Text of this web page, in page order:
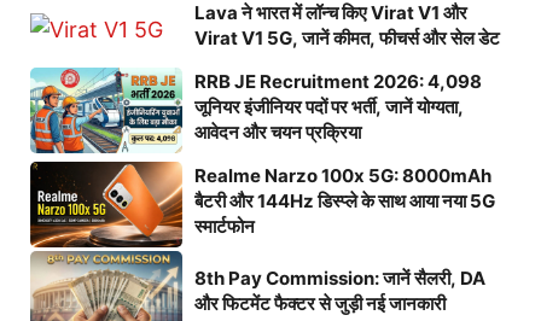
Lava ने भारत में लॉन्च किए Virat V1 और
Virat V1 5G, जानें कीमत, फीचर्स और सेल डेट
RRB JE Recruitment 2026: 4,098
जूनियर इंजीनियर पदों पर भर्ती, जानें योग्यता,
आवेदन और चयन प्रक्रिया
Realme Narzo 100x 5G: 8000mAh
बैटरी और 144Hz डिस्प्ले के साथ आया नया 5G
स्मार्टफोन
8th Pay Commission: जानें सैलरी, DA
और फिटमेंट फैक्टर से जुड़ी नई जानकारी